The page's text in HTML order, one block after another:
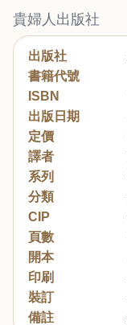
貴婦人出版社
出版社
書籍代號
ISBN
出版日期
定價
譯者
系列
分類
CIP
頁數
開本
印刷
裝訂
備註